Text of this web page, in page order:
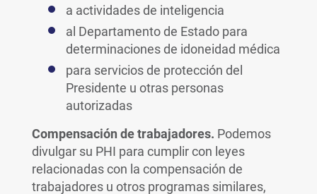
a actividades de inteligencia
al Departamento de Estado para
determinaciones de idoneidad médica
para servicios de protección del
Presidente u otras personas
autorizadas
Compensación de trabajadores. Podemos
divulgar su PHI para cumplir con leyes
relacionadas con la compensación de
trabajadores u otros programas similares,